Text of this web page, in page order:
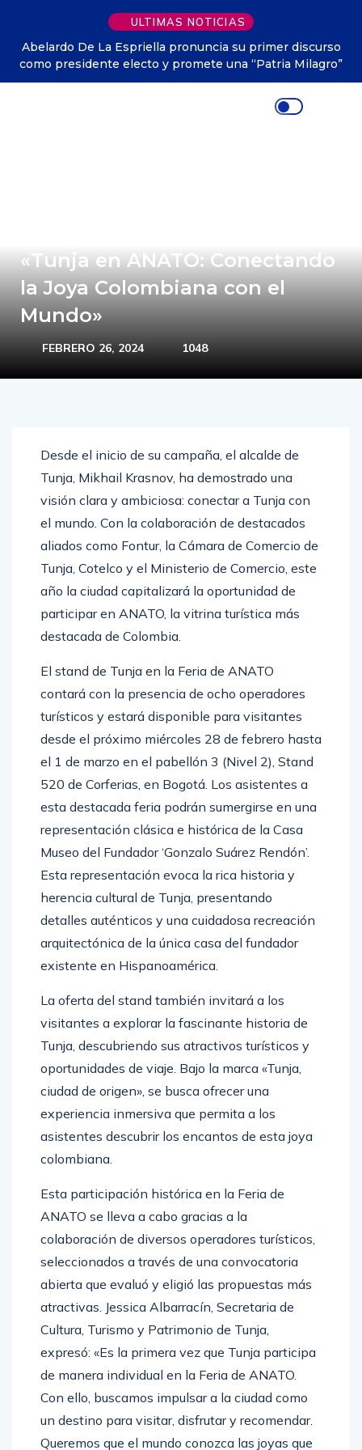
ULTIMAS NOTICIAS
Abelardo De La Espriella pronuncia su primer discurso
como presidente electo y promete una “Patria Milagro”
«Tunja en ANATO: Conectando
la Joya Colombiana con el
Mundo»
FEBRERO 26, 2024 1048
Desde el inicio de su campaña, el alcalde de
Tunja, Mikhail Krasnov, ha demostrado una
visión clara y ambiciosa: conectar a Tunja con
el mundo. Con la colaboración de destacados
aliados como Fontur, la Cámara de Comercio de
Tunja, Cotelco y el Ministerio de Comercio, este
año la ciudad capitalizará la oportunidad de
participar en ANATO, la vitrina turística más
destacada de Colombia.
El stand de Tunja en la Feria de ANATO
contará con la presencia de ocho operadores
turísticos y estará disponible para visitantes
desde el próximo miércoles 28 de febrero hasta
el 1 de marzo en el pabellón 3 (Nivel 2), Stand
520 de Corferias, en Bogotá. Los asistentes a
esta destacada feria podrán sumergirse en una
representación clásica e histórica de la Casa
Museo del Fundador ‘Gonzalo Suárez Rendón’.
Esta representación evoca la rica historia y
herencia cultural de Tunja, presentando
detalles auténticos y una cuidadosa recreación
arquitectónica de la única casa del fundador
existente en Hispanoamérica.
La oferta del stand también invitará a los
visitantes a explorar la fascinante historia de
Tunja, descubriendo sus atractivos turísticos y
oportunidades de viaje. Bajo la marca «Tunja,
ciudad de origen», se busca ofrecer una
experiencia inmersiva que permita a los
asistentes descubrir los encantos de esta joya
colombiana.
Esta participación histórica en la Feria de
ANATO se lleva a cabo gracias a la
colaboración de diversos operadores turísticos,
seleccionados a través de una convocatoria
abierta que evaluó y eligió las propuestas más
atractivas. Jessica Albarracín, Secretaria de
Cultura, Turismo y Patrimonio de Tunja,
expresó: «Es la primera vez que Tunja participa
de manera individual en la Feria de ANATO.
Con ello, buscamos impulsar a la ciudad como
un destino para visitar, disfrutar y recomendar.
Queremos que el mundo conozca las joyas que